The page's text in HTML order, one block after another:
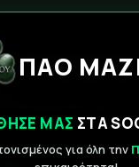
ΠΑΟ
ΜΑΣ ΣΤΑ
για όλη την